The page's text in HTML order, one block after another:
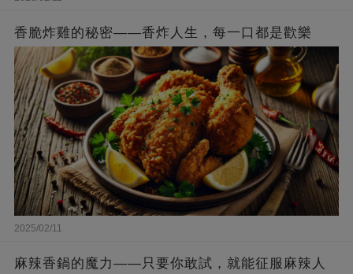
香脆炸雞的秘密——香炸人生，每一口都是歡樂
2025/02/11
麻辣香鍋的魔力——只要你敢試，就能征服麻辣人